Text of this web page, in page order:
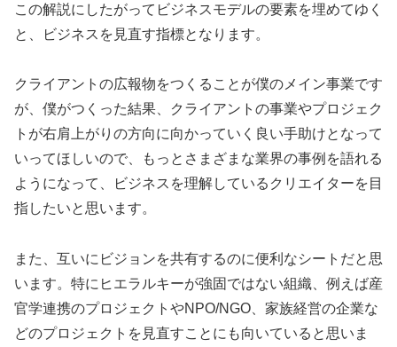
この解説にしたがってビジネスモデルの要素を埋めてゆく
と、ビジネスを見直す指標となります。
クライアントの広報物をつくることが僕のメイン事業です
が、僕がつくった結果、クライアントの事業やプロジェク
トが右肩上がりの方向に向かっていく良い手助けとなって
いってほしいので、もっとさまざまな業界の事例を語れる
ようになって、ビジネスを理解しているクリエイターを目
指したいと思います。
また、互いにビジョンを共有するのに便利なシートだと思
います。特にヒエラルキーが強固ではない組織、例えば産
官学連携のプロジェクトやNPO/NGO、家族経営の企業な
どのプロジェクトを見直すことにも向いていると思いま